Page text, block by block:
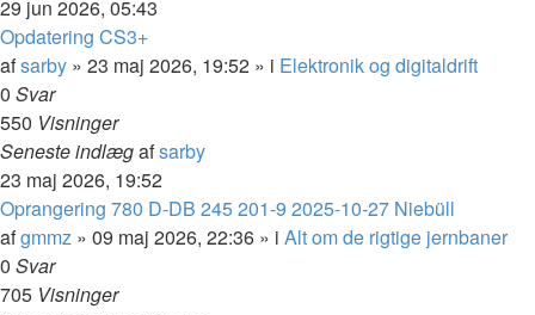
29 jun 2026, 05:43
Opdatering CS3+
afsarby » 23 maj 2026, 19:52 » i Elektronik og digitaldrift
0 Svar
550 Visninger
Seneste indlægafsarby
23 maj 2026, 19:52
Oprangering 780 D-DB 245 201-9 2025-10-27 Niebüll
afgmmz » 09 maj 2026, 22:36 » i Alt om de rigtige jernbaner
0 Svar
705 Visninger